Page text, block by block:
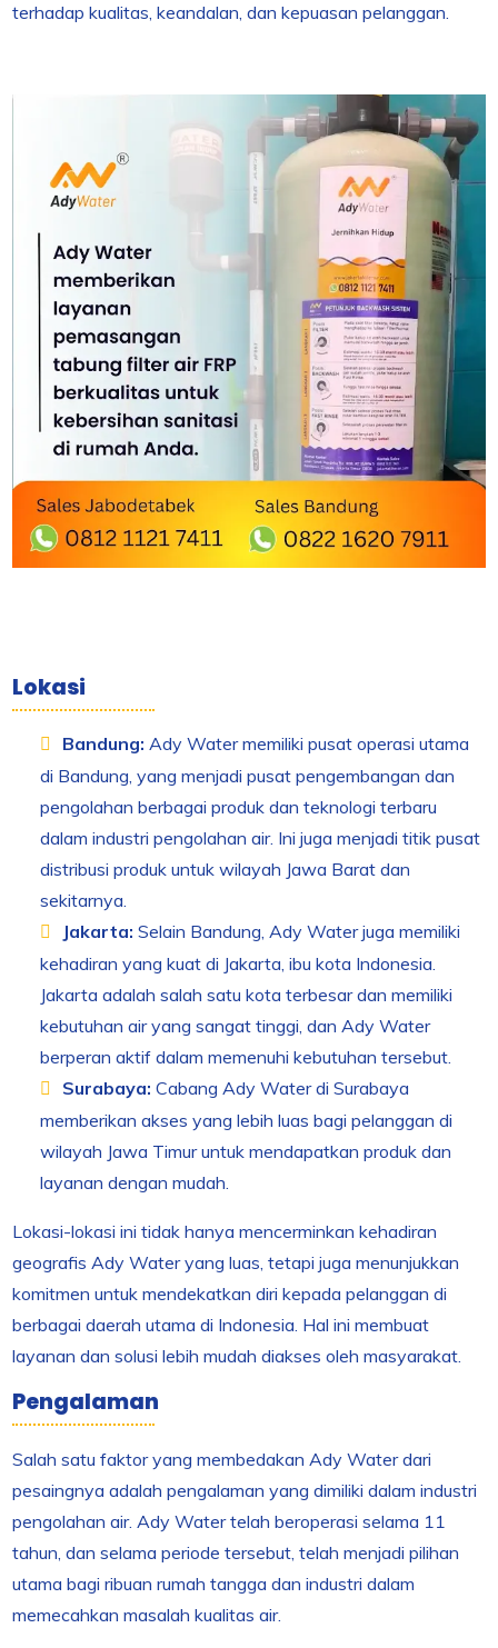
terhadap kualitas, keandalan, dan kepuasan pelanggan.
Lokasi
Bandung: Ady Water memiliki pusat operasi utama
di Bandung, yang menjadi pusat pengembangan dan
pengolahan berbagai produk dan teknologi terbaru
dalam industri pengolahan air. Ini juga menjadi titik pusat
distribusi produk untuk wilayah Jawa Barat dan
sekitarnya.
Jakarta: Selain Bandung, Ady Water juga memiliki
kehadiran yang kuat di Jakarta, ibu kota Indonesia.
Jakarta adalah salah satu kota terbesar dan memiliki
kebutuhan air yang sangat tinggi, dan Ady Water
berperan aktif dalam memenuhi kebutuhan tersebut.
Surabaya: Cabang Ady Water di Surabaya
memberikan akses yang lebih luas bagi pelanggan di
wilayah Jawa Timur untuk mendapatkan produk dan
layanan dengan mudah.
Lokasi-lokasi ini tidak hanya mencerminkan kehadiran
geografis Ady Water yang luas, tetapi juga menunjukkan
komitmen untuk mendekatkan diri kepada pelanggan di
berbagai daerah utama di Indonesia. Hal ini membuat
layanan dan solusi lebih mudah diakses oleh masyarakat.
Pengalaman
Salah satu faktor yang membedakan Ady Water dari
pesaingnya adalah pengalaman yang dimiliki dalam industri
pengolahan air. Ady Water telah beroperasi selama 11
tahun, dan selama periode tersebut, telah menjadi pilihan
utama bagi ribuan rumah tangga dan industri dalam
memecahkan masalah kualitas air.